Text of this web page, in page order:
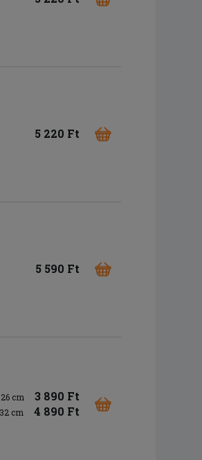
5 220 Ft
5 590 Ft
26 cm 3 890 Ft
32 cm 4 890 Ft